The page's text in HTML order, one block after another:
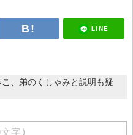
LINE
、弟のくしゃみと説明も疑